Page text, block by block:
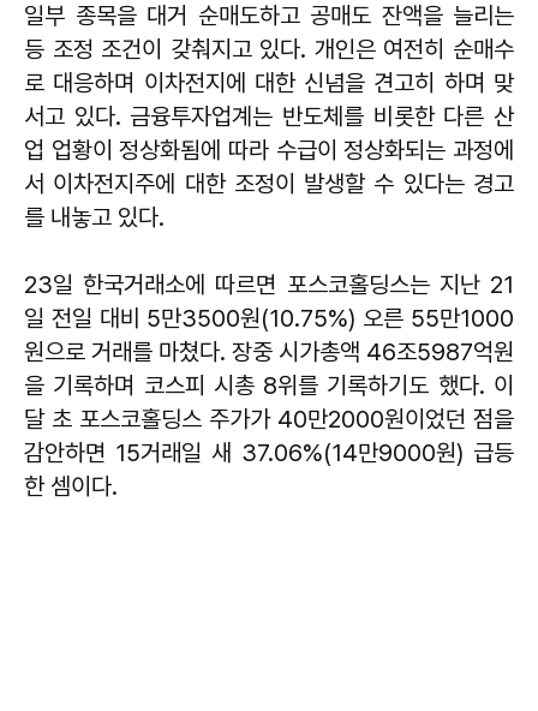
일부 종목을 대거 순매도하고 공매도 잔액을 늘리는
등 조정 조건이 갖춰지고 있다. 개인은 여전히 순매수
로 대응하며 이차전지에 대한 신념을 견고히 하며 맞
서고 있다. 금융투자업계는 반도체를 비롯한 다른 산
업 업황이 정상화됨에 따라 수급이 정상화되는 과정에
서 이차전지주에 대한 조정이 발생할 수 있다는 경고
를 내놓고 있다.
23일 한국거래소에 따르면 포스코홀딩스는 지난 21
일 전일 대비 5만3500원(10.75%) 오른 55만1000
원으로 거래를 마쳤다. 장중 시가총액 46조5987억원
을 기록하며 코스피 시총 8위를 기록하기도 했다. 이
달 초 포스코홀딩스 주가가 40만2000원이었던 점을
감안하면 15거래일 새 37.06%(14만9000원) 급등
한 셈이다.